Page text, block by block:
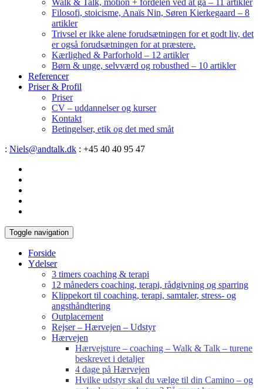
Walk & Talk, motion + fordelen ved at gå – 11 artikler
Filosofi, stoicisme, Anaïs Nin, Søren Kierkegaard – 8
artikler
Trivsel er ikke alene forudsætningen for et godt liv, det
er også forudsætningen for at præstere.
Kærlighed & Parforhold – 12 artikler
Børn & unge, selvværd og robusthed – 10 artikler
Referencer
Priser & Profil
Priser
CV – uddannelser og kurser
Kontakt
Betingelser, etik og det med småt
: Niels@andtalk.dk : +45 40 40 95 47
Toggle navigation
Forside
Ydelser
3 timers coaching & terapi
12 måneders coaching, terapi, rådgivning og sparring
Klippekort til coaching, terapi, samtaler, stress- og
angsthåndtering
Outplacement
Rejser – Hærvejen – Udstyr
Hærvejen
Hærvejsture – coaching – Walk & Talk – turene
beskrevet i detaljer
4 dage på Hærvejen
Hvilke udstyr skal du vælge til din Camino – og